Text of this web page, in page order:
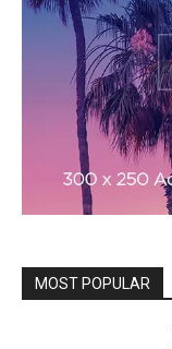
MOST POPULAR